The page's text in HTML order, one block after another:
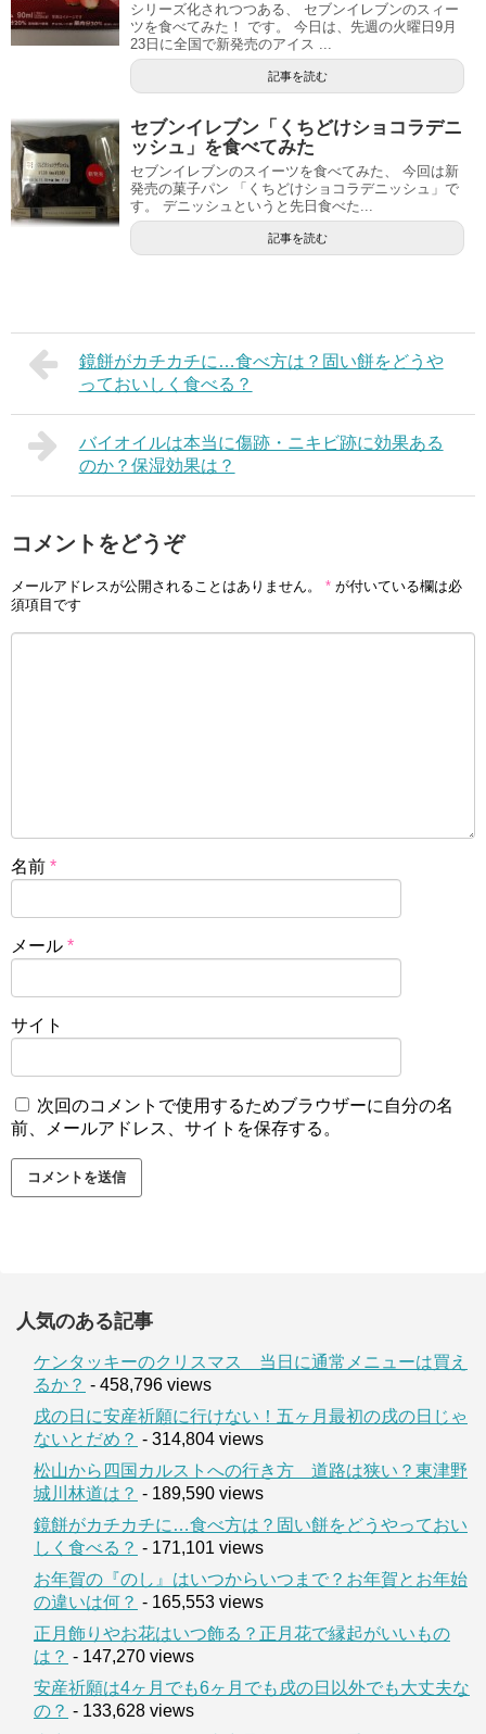
シリーズ化されつつある、 セブンイレブンのスィー
ツを食べてみた！ です。 今日は、先週の火曜日9月
23日に全国で新発売のアイス ...
記事を読む
セブンイレブン「くちどけショコラデニ
ッシュ」を食べてみた
セブンイレブンのスイーツを食べてみた、 今回は新
発売の菓子パン 「くちどけショコラデニッシュ」で
す。 デニッシュというと先日食べた...
記事を読む
鏡餅がカチカチに…食べ方は？固い餅をどうや
っておいしく食べる？
バイオイルは本当に傷跡・ニキビ跡に効果ある
のか？保湿効果は？
コメントをどうぞ
メールアドレスが公開されることはありません。 * が付いている欄は必
須項目です
名前 *
メール *
サイト
次回のコメントで使用するためブラウザーに自分の名
前、メールアドレス、サイトを保存する。
人気のある記事
ケンタッキーのクリスマス 当日に通常メニューは買え
るか？ - 458,796 views
戌の日に安産祈願に行けない！五ヶ月最初の戌の日じゃ
ないとだめ？ - 314,804 views
松山から四国カルストへの行き方 道路は狭い？東津野
城川林道は？ - 189,590 views
鏡餅がカチカチに…食べ方は？固い餅をどうやっておい
しく食べる？ - 171,101 views
お年賀の『のし』はいつからいつまで？お年賀とお年始
の違いは何？ - 165,553 views
正月飾りやお花はいつ飾る？正月花で縁起がいいもの
は？ - 147,270 views
安産祈願は4ヶ月でも6ヶ月でも戌の日以外でも大丈夫な
の？ - 133,628 views